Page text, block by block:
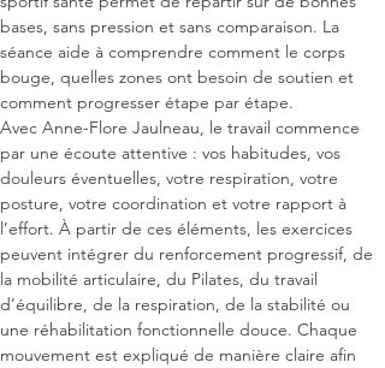
bases, sans pression et sans comparaison. La
séance aide à comprendre comment le corps
bouge, quelles zones ont besoin de soutien et
comment progresser étape par étape.
Avec Anne-Flore Jaulneau, le travail commence
par une écoute attentive : vos habitudes, vos
douleurs éventuelles, votre respiration, votre
posture, votre coordination et votre rapport à
l’effort. À partir de ces éléments, les exercices
peuvent intégrer du renforcement progressif, de
la mobilité articulaire, du Pilates, du travail
d’équilibre, de la respiration, de la stabilité ou
une réhabilitation fonctionnelle douce. Chaque
mouvement est expliqué de manière claire afin